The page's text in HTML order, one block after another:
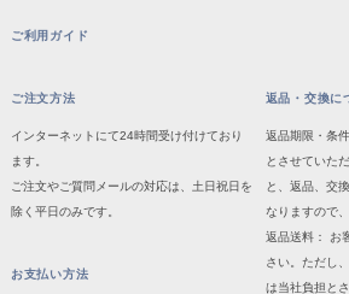
ご利用ガイド
ご注文方法
インターネットにて24時間受け付けており
ます。
ご注文やご質問メールの対応は、土日祝日を
除く平日のみです。
お支払い方法
返品・交換に
返品期限・条
とさせていた
と、返品、交
なりますので
返品送料： お
さい。ただし
は当社負担と